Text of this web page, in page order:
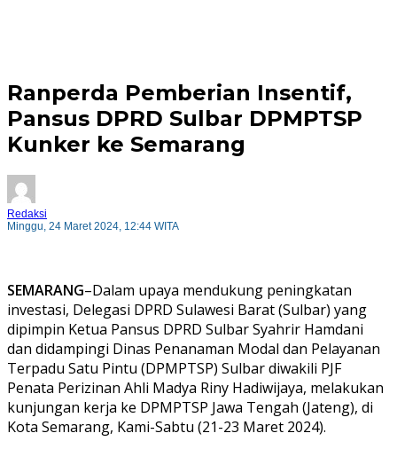
Ranperda Pemberian Insentif,
Pansus DPRD Sulbar DPMPTSP
Kunker ke Semarang
Redaksi
Minggu, 24 Maret 2024, 12:44 WITA
SEMARANG–Dalam upaya mendukung peningkatan
investasi, Delegasi DPRD Sulawesi Barat (Sulbar) yang
dipimpin Ketua Pansus DPRD Sulbar Syahrir Hamdani
dan didampingi Dinas Penanaman Modal dan Pelayanan
Terpadu Satu Pintu (DPMPTSP) Sulbar diwakili PJF
Penata Perizinan Ahli Madya Riny Hadiwijaya, melakukan
kunjungan kerja ke DPMPTSP Jawa Tengah (Jateng), di
Kota Semarang, Kami-Sabtu (21-23 Maret 2024).